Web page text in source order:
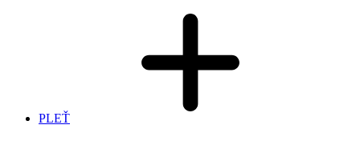
PLEŤ